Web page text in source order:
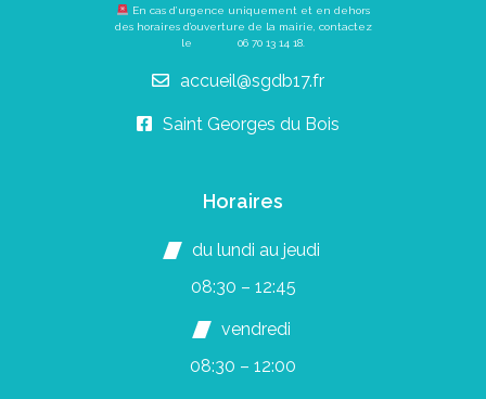
En cas d’urgence uniquement et en dehors
des horaires d’ouverture de la mairie, contactez
le 06 70 13 14 18
accueil@sgdb17.fr
Saint Georges du Bois
Horaires
du lundi au jeudi
08:30 – 12:45
vendredi
08:30 – 12:00